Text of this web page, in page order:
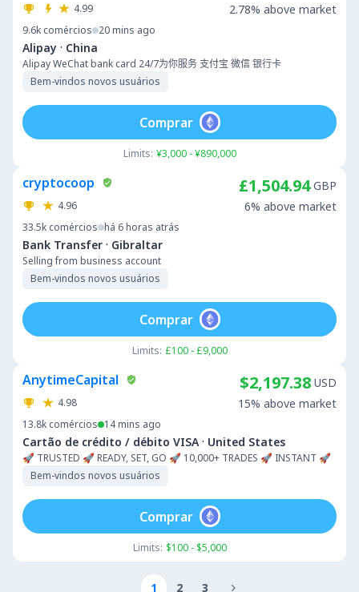
4.99
9.6k comércios 20 mins ago
Alipay · China
Alipay WeChat bank card 24/7为你服务 支付宝 微信 银行卡
Bem-vindos novos usuários
2.78% above market
Limits: ¥3,000 - ¥890,000
Comprar
cryptocoop
4.96
33.5k comércios há 6 horas atrás
Bank Transfer · Gibraltar
Selling from business account
Bem-vindos novos usuários
£1,504.94 GBP
6% above market
Limits: £100 - £9,000
Comprar
AnytimeCapital
4.98
13.8k comércios 14 mins ago
Cartão de crédito / débito VISA · United States
🚀 TRUSTED 🚀 READY, SET, GO 🚀 10,000+ TRADES 🚀 INSTANT 🚀
Bem-vindos novos usuários
$2,197.38 USD
15% above market
Limits: $100 - $5,000
Comprar
1 2 3 